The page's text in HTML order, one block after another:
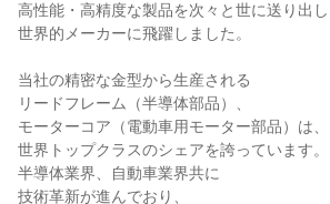
高性能・高精度な製品を次々と世に送り出し
世界的メーカーに飛躍しました。
当社の精密な金型から生産される
リードフレーム（半導体部品）、
モーターコア（電動車用モーター部品）は、
世界トップクラスのシェアを誇っています。
半導体業界、自動車業界共に
技術革新が進んでおり、